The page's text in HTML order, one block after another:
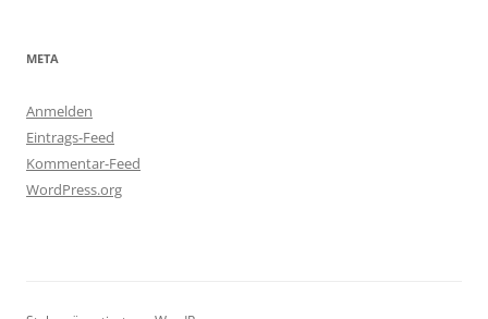
META
Anmelden
Eintrags-Feed
Kommentar-Feed
WordPress.org